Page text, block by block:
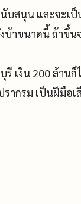
บสนุน และจะเ
าขนาดนี้ ถ้าขึ้
เงิน 200 ล้านก็
ากรม เป็นฝีมือเ